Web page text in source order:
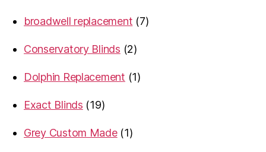
broadwell replacement
77
Conservatory Blinds
22
Dolphin Replacement
11
Exact Blinds
1919
Grey Custom Made 11